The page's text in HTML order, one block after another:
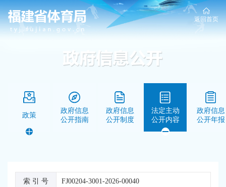
返回首页
政策
政府信息
公开指南
政府信息
公开制度
法定主动
公开内容
政府信息
公开年报
索 引 号 FJ00204-3001-2026-00040